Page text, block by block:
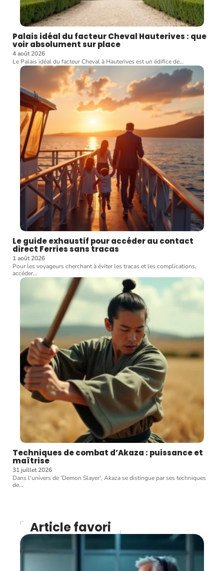
Palais idéal du facteur Cheval Hauterives : que
voir absolument sur place
4 août 2026
Le Palais idéal du facteur Cheval à Hauterives est un édifice de…
Le guide exhaustif pour accéder au contact
direct Ferries sans tracas
1 août 2026
Pour les voyageurs cherchant à éviter les tracas et les complications,
accéder…
Techniques de combat d’Akaza : puissance et
maîtrise
31 juillet 2026
Dans l'univers de 'Demon Slayer', Akaza se distingue par ses techniques
de…
Article favori